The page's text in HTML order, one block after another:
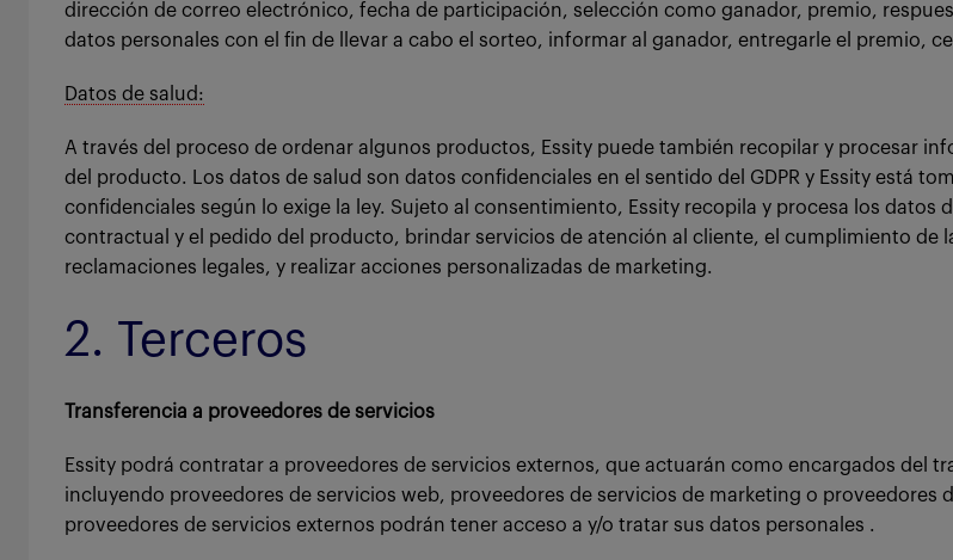
dirección de correo electrónico, fecha de participación, selección como ganador, premio,
datos personales con el fin de llevar a cabo el sorteo, informar al ganador, entregarle el premio,
Datos de salud:
A través del proceso de ordenar algunos productos, Essity puede también recopilar y procesar
del producto. Los datos de salud son datos confidenciales en el sentido del GDPR y Essity está
confidenciales según lo exige la ley. Sujeto al consentimiento, Essity recopila y procesa los datos
contractual y el pedido del producto, brindar servicios de atención al cliente, el cumplimiento de
reclamaciones legales, y realizar acciones personalizadas de marketing.
2. Terceros
Transferencia a proveedores de servicios
Essity podrá contratar a proveedores de servicios externos, que actuarán como encargados del
incluyendo proveedores de servicios web, proveedores de servicios de marketing o
proveedores de servicios externos podrán tener acceso a y/o tratar sus datos personales .